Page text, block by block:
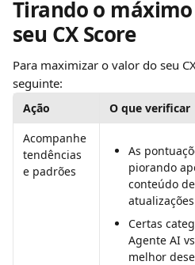
Tirando o
seu CX Score
Para maximizar o valor do seu
seguinte:
Ação
O que verificar
Acompanhe
tendências
e padrões
As
piorando
conteúdo
Certas
Agente AI
melhor